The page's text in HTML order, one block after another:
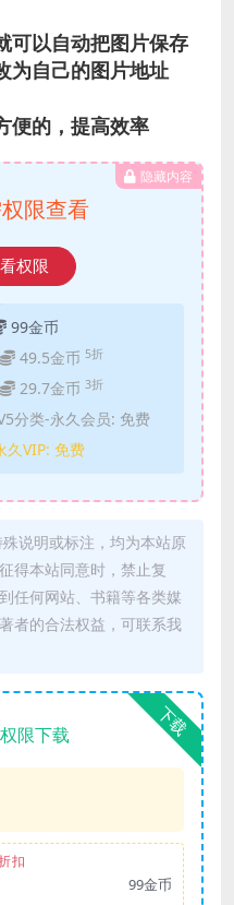
可以自动把图片保存
为自己的图片地址
便的，提高效率
隐藏内容
限查看
权限
99金币
49.5金币 5折
29.7金币 3折
分类-永久会员: 免费
久VIP: 免费
说明或标注，均为本站原
得本站同意时，禁止复
任何网站、书籍等各类媒
者的合法权益，可联系我
下载
限下载
扣
99金币